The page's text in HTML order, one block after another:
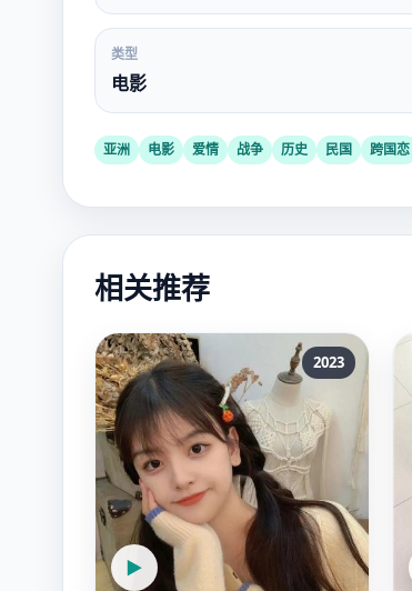
类型
电影
亚洲 电影 爱情 战争 历史 民国 跨国恋
相关推荐
▶
2023